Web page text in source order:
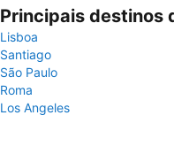
Principais destinos
Lisboa
Santiago
São Paulo
Roma
Los Angeles